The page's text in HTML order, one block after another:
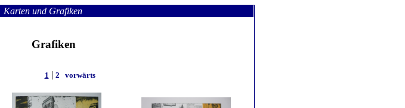
Karten und Grafiken
Grafiken
1 | 2 vorwärts